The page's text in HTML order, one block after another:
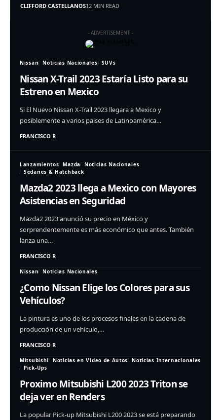
CLIFFORD CASTELLANOS12 MIN READ
- ADVERTISEMENT -
Nissan Noticias Nacionales SUVs
Nissan X-Trail 2023 Estaría Listo para su
Estreno en Mexico
Si El Nuevo Nissan X-Trail 2023 llegara a Mexico y
posiblemente a varios paises de Latinoamérica…
FRANCISCO R
Lanzamientos Mazda
Noticias Nacionales
Sedanes & Hatchback
Mazda2 2023 llega a Mexico con Mayores
Asistencias en Seguridad
Mazda2 2023 anunció su precio en México y
sorprendentemente es más económico que antes. También
lanza una…
FRANCISCO R
Nissan Noticias Nacionales
¿Como Nissan Elige los Colores para sus
Vehículos?
La pintura es uno de los procesos finales en la cadena de
producción de un vehículo,…
FRANCISCO R
Mitsubishi Noticias en Video de Autos
Noticias Internacionales
Pick-Ups
Proximo Mitsubishi L200 2023 Triton se
deja ver en Renders
La popular Pick-up Mitsubishi L200 2023 se está preparando